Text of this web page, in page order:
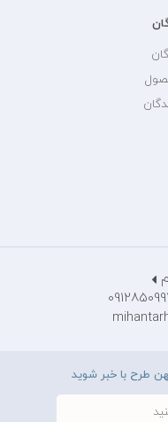
طرح با خبر شوید